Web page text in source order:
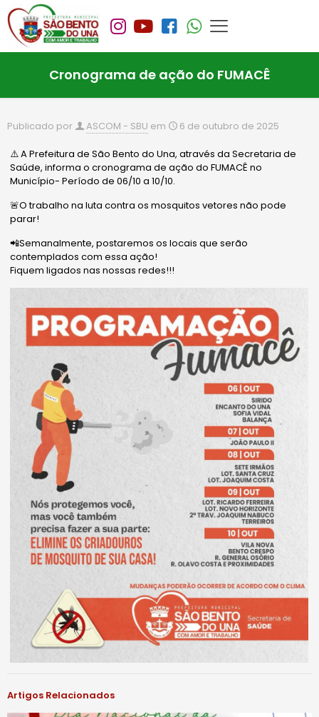
Cronograma de ação do FUMACÊ
Publicado por ASCOM - SBU em 6 de outubro de 2025
⚠️ A Prefeitura de São Bento do Una, através da Secretaria de
Saúde, informa o cronograma de ação do FUMACÊ no
Município- Período de 06/10 a 10/10.
🚨O trabalho na luta contra os mosquitos vetores não pode
parar!
📲Semanalmente, postaremos os locais que serão
contemplados com essa ação!
Fiquem ligados nas nossas redes!!!
Artigos Relacionados